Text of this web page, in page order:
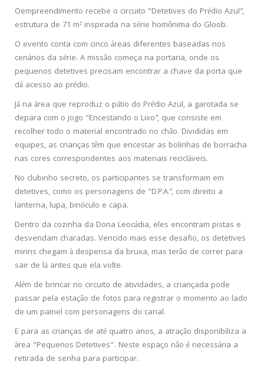
Oempreendimento recebe o circuito “Detetives do Prédio Azul”,
estrutura de 71 m² inspirada na série homônima do Gloob.
O evento conta com cinco áreas diferentes baseadas nos
cenários da série. A missão começa na portaria, onde os
pequenos detetives precisam encontrar a chave da porta que
dá acesso ao prédio.
Já na área que reproduz o pátio do Prédio Azul, a garotada se
depara com o jogo “Encestando o Lixo”, que consiste em
recolher todo o material encontrado no chão. Divididas em
equipes, as crianças têm que encestar as bolinhas de borracha
nas cores correspondentes aos materiais recicláveis.
No clubinho secreto, os participantes se transformam em
detetives, como os personagens de “D.P.A.”, com direito a
lanterna, lupa, binóculo e capa.
Dentro da cozinha da Dona Leocádia, eles encontram pistas e
desvendam charadas. Vencido mais esse desafio, os detetives
mirins chegam à despensa da bruxa, mas terão de correr para
sair de lá antes que ela volte.
Além de brincar no circuito de atividades, a criançada pode
passar pela estação de fotos para registrar o momento ao lado
de um painel com personagens do canal.
E para as crianças de até quatro anos, a atração disponibiliza a
área “Pequenos Detetives”. Neste espaço não é necessária a
retirada de senha para participar.